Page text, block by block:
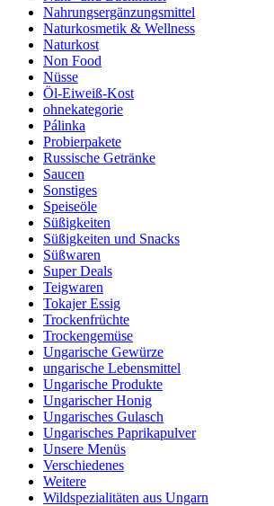
Nahrungsergänzungsmittel
Naturkosmetik & Wellness
Naturkost
Non Food
Nüsse
Öl-Eiweiß-Kost
ohnekategorie
Pálinka
Probierpakete
Russische Getränke
Saucen
Sonstiges
Speiseöle
Süßigkeiten
Süßigkeiten und Snacks
Süßwaren
Super Deals
Teigwaren
Tokajer Essig
Trockenfrüchte
Trockengemüse
Ungarische Gewürze
ungarische Lebensmittel
Ungarische Produkte
Ungarischer Honig
Ungarisches Gulasch
Ungarisches Paprikapulver
Unsere Menüs
Verschiedenes
Weitere
Wildspezialitäten aus Ungarn